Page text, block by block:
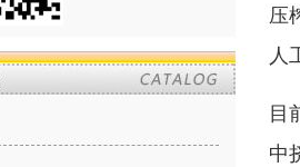
压
人
目
中